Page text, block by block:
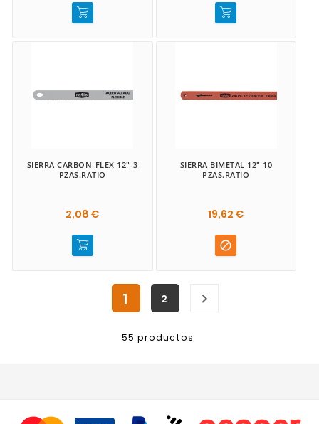
SIERRA CARBON-FLEX 12"-3
PZAS.RATIO
2,08 €
SIERRA BIMETAL 12" 10
PZAS.RATIO
19,62 €

1 2 
55 productos